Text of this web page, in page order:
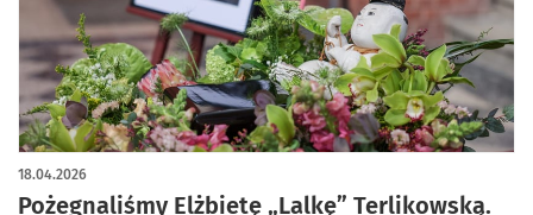
Pożegnaliśmy Elżbietę „Lalkę” Terlikowską.
18.04.2026
artykuł z galerią zdjęć